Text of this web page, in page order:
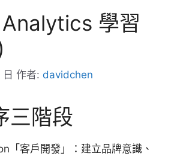
學習
作者: davidchen
三階段
「客戶開發」：建立品牌意識、